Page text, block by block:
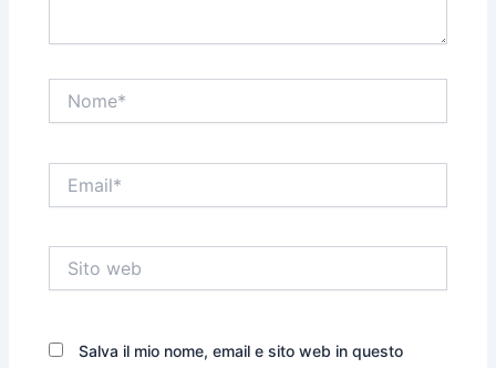
web
Salva il mio nome, email e sito web in questo